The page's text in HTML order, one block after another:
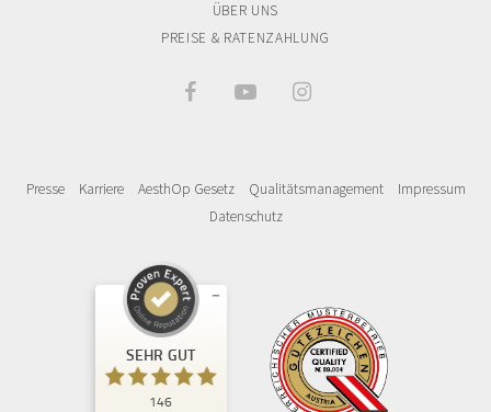
ÜBER UNS
PREISE & RATENZAHLUNG
  
Presse Karriere AesthOp Gesetz Qualitätsmanagement
Impressum
Datenschutz
SEHR GUT
146
Kundenbewertungen und Erfahrungen zu
Privatklinik Kiprov